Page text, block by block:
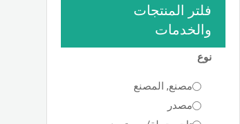
فلتر المنتجات
والخدمات
نوع
مصنع, المصنع
مصدر